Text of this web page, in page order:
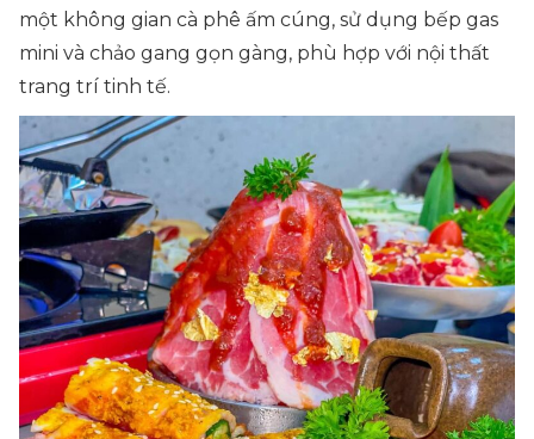
một không gian cà phê ấm cúng, sử dụng bếp gas
mini và chảo gang gọn gàng, phù hợp với nội thất
trang trí tinh tế.